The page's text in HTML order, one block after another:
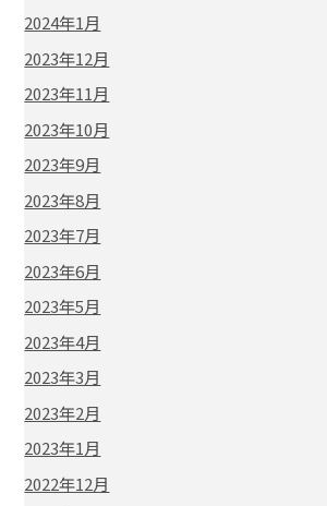
2024年1月
2023年12月
2023年11月
2023年10月
2023年9月
2023年8月
2023年7月
2023年6月
2023年5月
2023年4月
2023年3月
2023年2月
2023年1月
2022年12月